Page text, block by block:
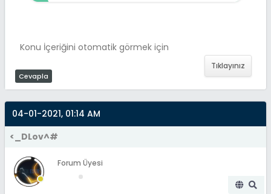
Konu İçeriğini otomatik görmek için
Tıklayınız
Cevapla
04-01-2021, 01:14 AM
<_DLov^#
Forum Üyesi